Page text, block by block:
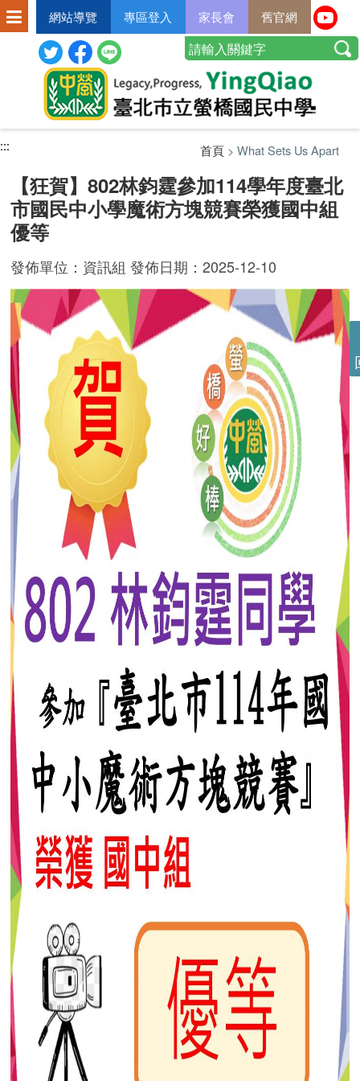
網站導覽 專區登入 家長會 舊官網
:::
:::
【狂賀】802林鈞霆參加114學年度臺北
市國民中小學魔術方塊競賽榮獲國中組
優等
首頁> What Sets Us Apart
發佈單位：資訊組 發佈日期：2025-12-10